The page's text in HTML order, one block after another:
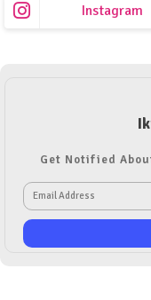
Instagram
Get Notified